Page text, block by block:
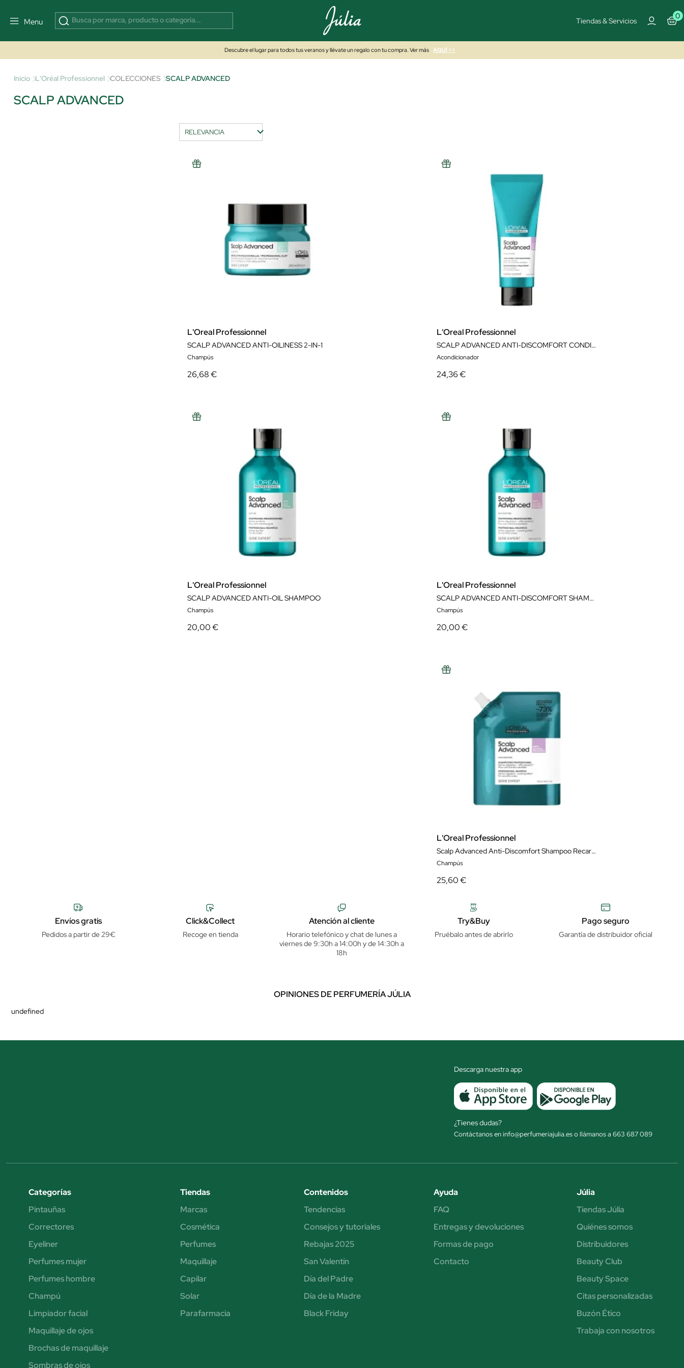
Menu Tiendas & Servicios
0
Descubre el lugar para todos tus veranos y llévate un regalo con tu compra. Ver más AQUÍ >>
Inicio L'Oréal Professionnel COLECCIONES SCALP ADVANCED
SCALP ADVANCED
L'Oreal Professionnel
SCALP ADVANCED ANTI-OILINESS 2-IN-1
Champús
26,68 €
L'Oreal Professionnel
SCALP ADVANCED ANTI-DISCOMFORT CONDITIONER
Acondicionador
24,36 €
L'Oreal Professionnel
SCALP ADVANCED ANTI-OIL SHAMPOO
Champús
20,00 €
L'Oreal Professionnel
SCALP ADVANCED ANTI-DISCOMFORT SHAMPOO
Champús
20,00 €
L'Oreal Professionnel
Scalp Advanced Anti-Discomfort Shampoo Recarga
Champús
25,60 €
Envíos gratis
Pedidos a partir de 29€
Click&Collect
Recoge en tienda
Atención al cliente
Horario telefónico y chat de lunes a
viernes de 9:30h a 14:00h y de 14:30h a
18h
Try&Buy
Pruébalo antes de abrirlo
Pago seguro
Garantía de distribuidor oficial
OPINIONES DE PERFUMERÍA JÚLIA
undefined
Descarga nuestra app
¿Tienes dudas?
Contáctanos en info@perfumeriajulia.es o llámanos a 663 687 089
Categorías
Pintauñas
Correctores
Eyeliner
Perfumes mujer
Perfumes hombre
Champú
Limpiador facial
Maquillaje de ojos
Brochas de maquillaje
Sombras de ojos
Tiendas
Marcas
Cosmética
Perfumes
Maquillaje
Capilar
Solar
Parafarmacia
Contenidos
Tendencias
Consejos y tutoriales
Rebajas 2025
San Valentín
Día del Padre
Día de la Madre
Black Friday
Ayuda
FAQ
Entregas y devoluciones
Formas de pago
Contacto
Júlia
Tiendas Júlia
Quiénes somos
Distribuidores
Beauty Club
Beauty Space
Citas personalizadas
Buzón Ético
Trabaja con nosotros